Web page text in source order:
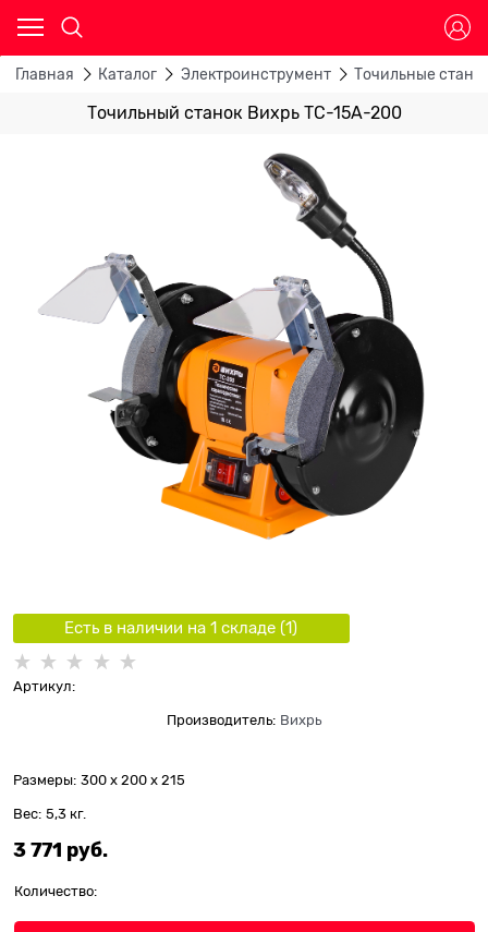
Главная Каталог Электроинструмент Точильные
Точильный станок Вихрь ТС-15А-200
Есть в наличии на 1 складe (1)
Артикул:
Производитель: Вихрь
Размеры: 300 x 200 x 215
Вес: 5,3 кг.
3 771 руб.
Количество: